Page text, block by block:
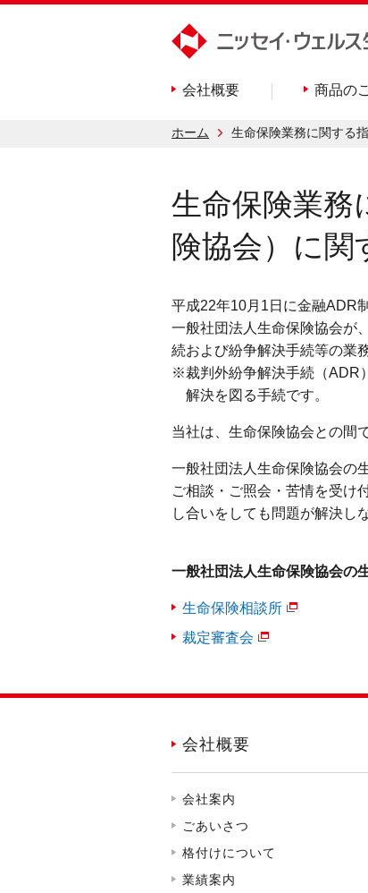
会社概要 商品の
ホーム 生命保険業務に関する
生命保険業務
険協会）に関
平成22年10月1日に金融ADR
一般社団法人生命保険協会が
続および紛争解決手続等の業
※裁判外紛争解決手続（ADR
解決を図る手続です。
当社は、生命保険協会との間
一般社団法人生命保険協会の
ご相談・ご照会・苦情を受け
し合いをしても問題が解決し
一般社団法人生命保険協会の
生命保険相談所
裁定審査会
会社概要
会社案内
ごあいさつ
格付けについて
業績案内